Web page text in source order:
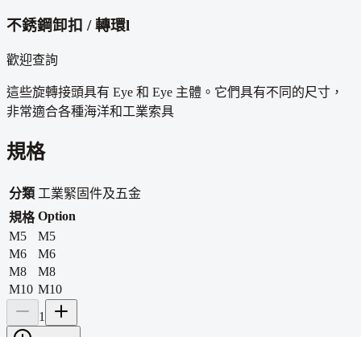
不銹鋼卸扣 / 轉環l
歡迎查詢
這些旋轉接頭具有 Eye 和 Eye 主體。它們具有不同的尺寸，
非常適合各種海洋和工業索具
規格
分類 工業緊固件及五金
規格 Option
M5
M5
M6
M6
M8
M8
M10 M10
1